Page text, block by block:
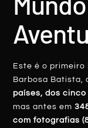
LER MAIS
Rui Batista 23
Este é o
Barbosa Batista,
países, dos
mas antes em
com fotografias